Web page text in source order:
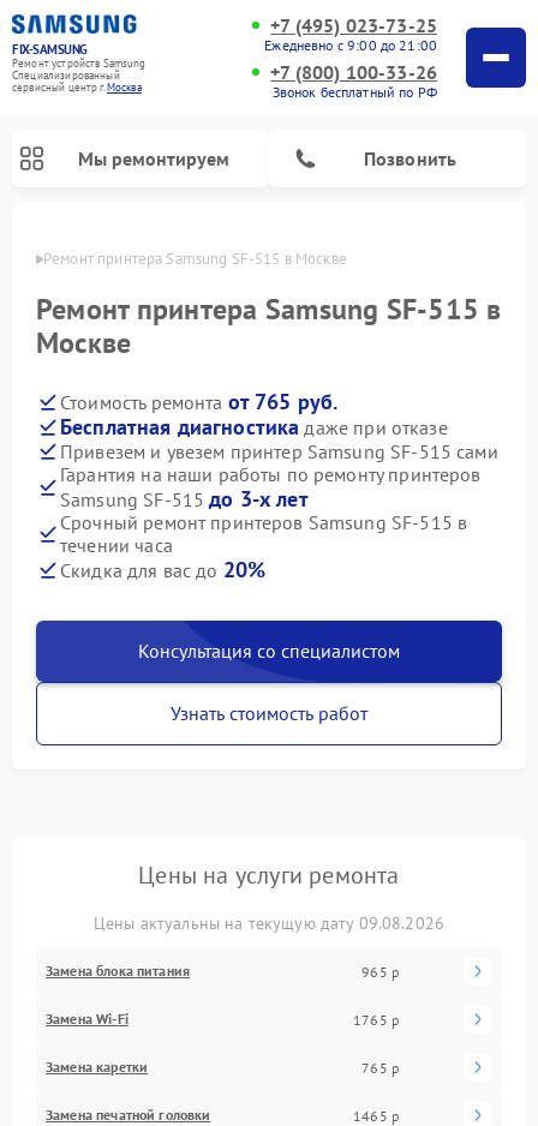
FIX-SAMSUNG
Ремонт устройств Samsung
Специализированный
cервисный центр г.Москва
+7 (495) 023-73-25
Ежедневно с 9:00 до 21:00
+7 (800) 100-33-26
Звонок бесплатный по РФ
Мы ремонтируем Позвонить
Ремонт принтера Samsung SF-515 в Москве
Ремонт принтера Samsung SF-515 в
Москве
Стоимость ремонта от 765 руб.
Бесплатная диагностика даже при отказе
Привезем и увезем принтер Samsung SF-515 сами
Гарантия на наши работы по ремонту принтеров
Samsung SF-515до 3-х лет
Срочный ремонт принтеров Samsung SF-515 в
течении часа
Скидка для вас до 20%
Консультация со специалистом
Узнать стоимость работ
Цены на услуги ремонта
Цены актуальны на текущую дату 09.08.2026
Замена блока питания 965 р
Замена Wi-Fi 1765 р
Замена каретки 765 р
Замена печатной головки 1465 р